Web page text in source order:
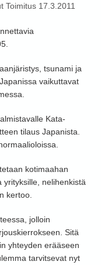
Toimitus17.3.2011
tsunami ja
vaikuttavat
Kata-
tilaus Japanista.
kotimaahan
yrityksille, nelihenkistä
kertoo.
jolloin
Sitä
yhteyden erääseen
tarvitsevat nyt